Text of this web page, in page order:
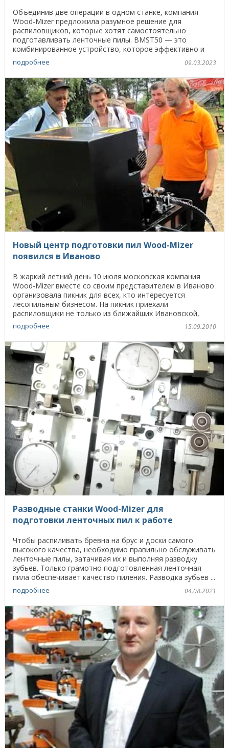
Объединив две операции в одном станке, компания
Wood-Mizer предложила разумное решение для
распиловщиков, которые хотят самостоятельно
подготавливать ленточные пилы. BMST50 — это
комбинированное устройство, которое эффективно и
недорого затачивает и ...
подробнее 09.03.2023
Новый центр подготовки пил Wood-Mizer
появился в Иваново
В жаркий летний день 10 июля московская компания
Wood-Mizer вместе со своим представителем в Иваново
организовала пикник для всех, кто интересуется
лесопильным бизнесом. На пикник приехали
распиловщики не только из ближайших Ивановской,
Костромской ...
подробнее 15.09.2010
Разводные станки Wood-Mizer для
подготовки ленточных пил к работе
Чтобы распиливать бревна на брус и доски самого
высокого качества, необходимо правильно обслуживать
ленточные пилы, затачивая их и выполняя разводку
зубьев. Только грамотно подготовленная ленточная
пила обеспечивает качество пиления. Разводка зубьев ...
подробнее 04.08.2021